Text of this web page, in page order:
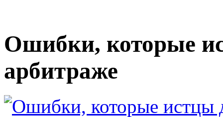
Ошибки, которые
арбитраже